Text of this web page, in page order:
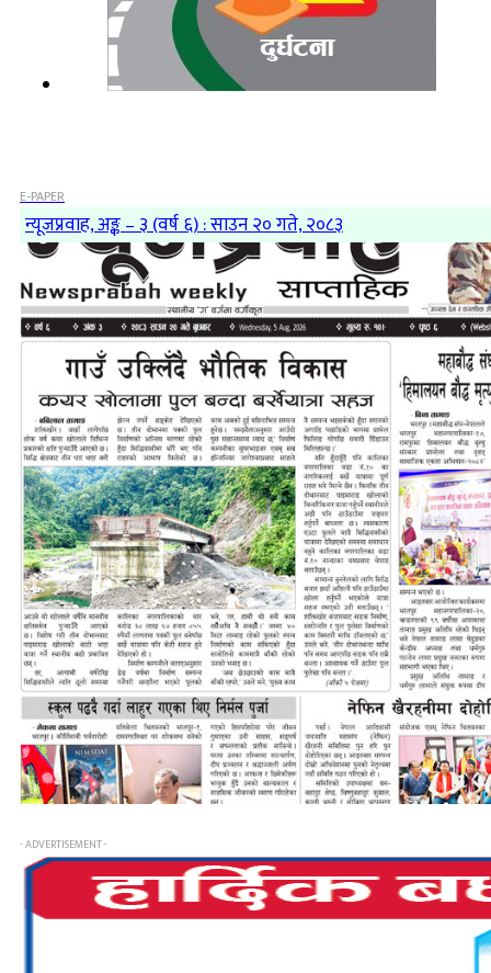
E-PAPER
न्यूजप्रवाह, अङ्क – ३ (वर्ष ६) : साउन २० गते, २०८३
- ADVERTISEMENT -